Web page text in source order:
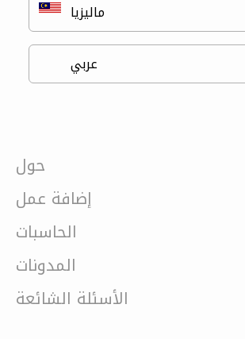
حول
إضافة عمل
الحاسبات
المدونات
الأسئلة الشائعة